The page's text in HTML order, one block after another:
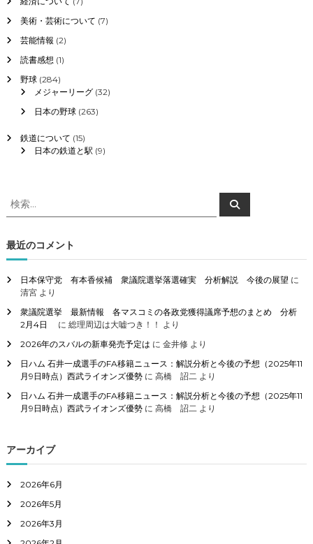
美術・芸術について (7)
芸能情報 (2)
読書感想 (1)
野球(284)
メジャーリーグ(32)
日本の野球(263)
鉄道について (15)
日本の鉄道と駅 (9)
検
索
象
:
検
索
最近のコメント
日本保守党 有本香候補 衆議院選挙落選確実 分析解説 今後の展望 に
清宮より
衆議院選挙 最新情報 各マスコミの各政党獲得議席予想のまとめ 分析
2月4日
に 総理周辺は大嘘つき！！
より
2026年のスバルの新車発売予定は に 金井修より
日ハム 石井一成選手のFA移籍ニュース：解説分析と今後の予想（2025年11
月9日時点）西武ライオンズ優勢に 高橋 詔二 より
日ハム 石井一成選手のFA移籍ニュース：解説分析と今後の予想（2025年11
月9日時点）西武ライオンズ優勢に 高橋 詔二 より
アーカイブ
2026年6月
2026年5月
2026年3月